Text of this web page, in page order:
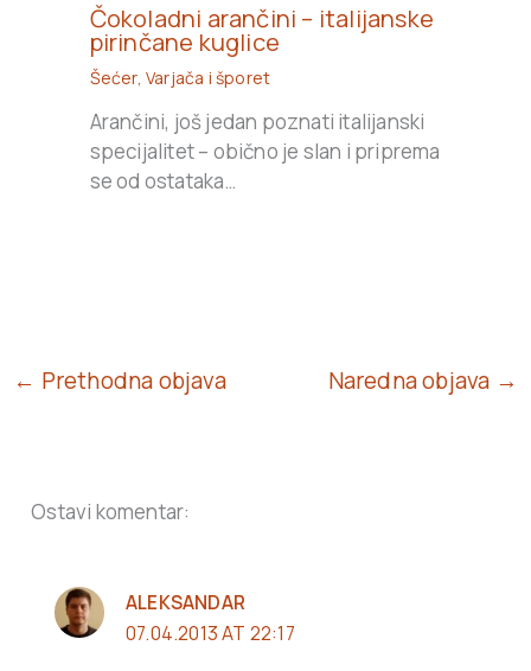
Čokoladni arančini – italijanske
pirinčane kuglice
Šećer,Varjača i šporet
Arančini, još jedan poznati italijanski
specijalitet – obično je slan i priprema
se od ostataka…
← Prethodna objava Naredna objava →
Ostavi komentar:
ALEKSANDAR
07.04.2013 AT 22:17